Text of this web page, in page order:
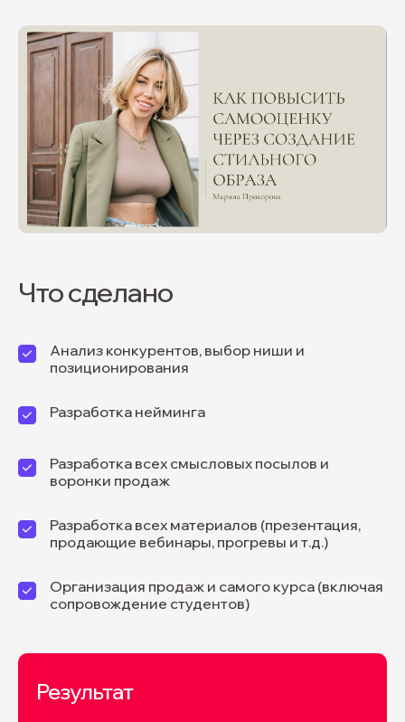
Что сделано
Анализ конкурентов, выбор ниши и
позиционирования
Разработка нейминга
Разработка всех смысловых посылов и
воронки продаж
Разработка всех материалов (презентация,
продающие вебинары, прогревы и т.д.)
Организация продаж и самого курса (включая
сопровождение студентов)
Результат